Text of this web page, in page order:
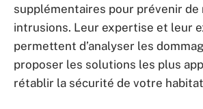
supplémentaires pour prévenir de
intrusions. Leur expertise et leur
permettent d’analyser les
proposer les solutions les plus
rétablir la sécurité de votre